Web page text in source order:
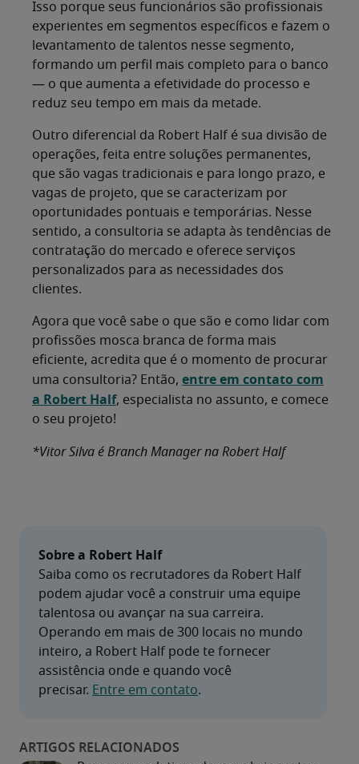
Isso porque seus funcionários são profissionais
experientes em segmentos específicos e fazem o
levantamento de talentos nesse segmento,
formando um perfil mais completo para o banco
— o que aumenta a efetividade do processo e
reduz seu tempo em mais da metade.
Outro diferencial da Robert Half é sua divisão de
operações, feita entre soluções permanentes,
que são vagas tradicionais e para longo prazo, e
vagas de projeto, que se caracterizam por
oportunidades pontuais e temporárias. Nesse
sentido, a consultoria se adapta às tendências de
contratação do mercado e oferece serviços
personalizados para as necessidades dos
clientes.
Agora que você sabe o que são e como lidar com
profissões mosca branca de forma mais
eficiente, acredita que é o momento de procurar
uma consultoria? Então, entre em contato com
a Robert Half, especialista no assunto, e comece
o seu projeto!
*Vitor Silva é Branch Manager na Robert Half
Sobre a Robert Half
Saiba como os recrutadores da Robert Half
podem ajudar você a construir uma equipe
talentosa ou avançar na sua carreira.
Operando em mais de 300 locais no mundo
inteiro, a Robert Half pode te fornecer
assistência onde e quando você
precisar. Entre em contato